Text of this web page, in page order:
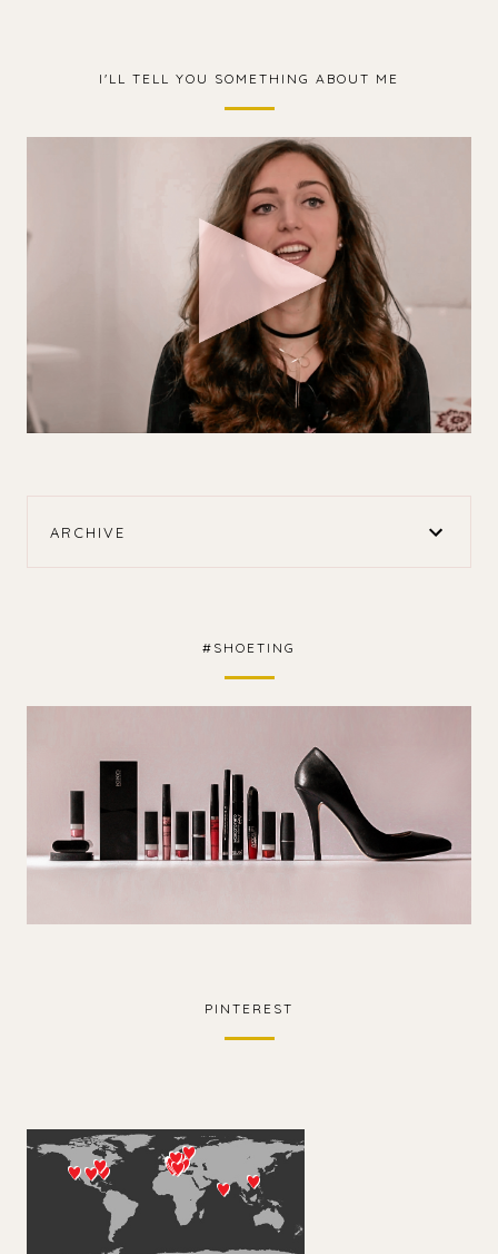
I'LL TELL YOU SOMETHING ABOUT ME
ARCHIVE
#SHOETING
PINTEREST